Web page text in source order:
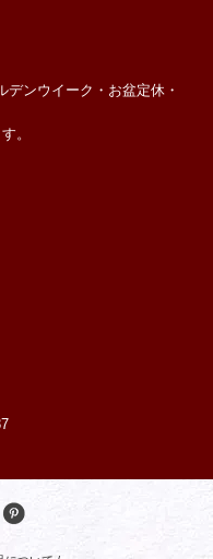
ンウイーク・お盆定休・
。